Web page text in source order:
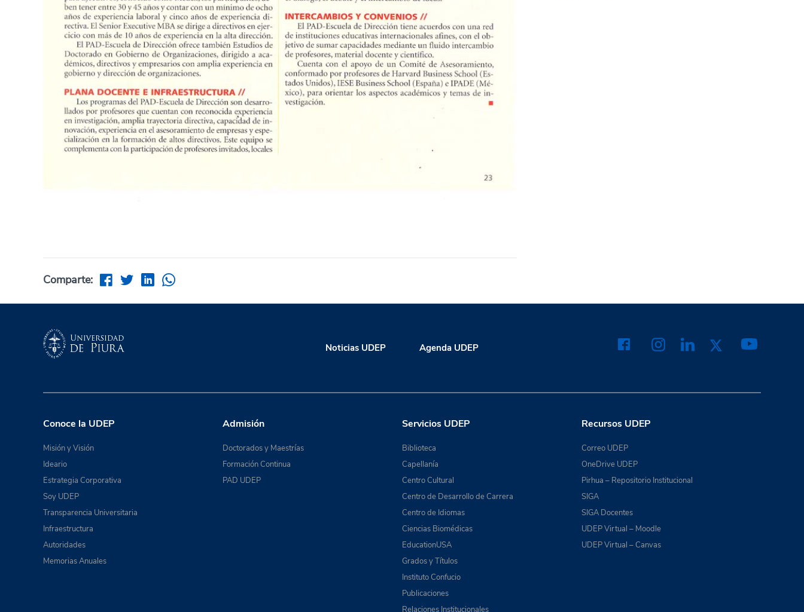
Comparte:
Noticias UDEP Agenda UDEP
Conoce la UDEP
Misión y Visión
Ideario
Estrategia Corporativa
Soy UDEP
Transparencia Universitaria
Infraestructura
Autoridades
Memorias Anuales
Admisión
Doctorados y Maestrías
Formación Continua
PAD UDEP
Servicios UDEP
Biblioteca
Capellanía
Centro Cultural
Centro de Desarrollo de Carrera
Centro de Idiomas
Ciencias Biomédicas
EducationUSA
Grados y Títulos
Instituto Confucio
Publicaciones
Relaciones Institucionales
Recursos UDEP
Correo UDEP
OneDrive UDEP
Pirhua – Repositorio Institucional
SIGA
SIGA Docentes
UDEP Virtual – Moodle
UDEP Virtual – Canvas